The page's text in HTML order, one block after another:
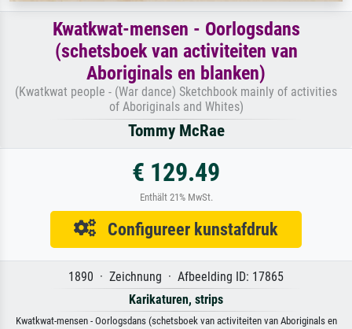
Kwatkwat-mensen - Oorlogsdans
(schetsboek van activiteiten van
Aboriginals en blanken)
(Kwatkwat people - (War dance) Sketchbook mainly of activities
of Aboriginals and Whites)
Tommy McRae
€ 129.49
Enthält 21% MwSt.
Configureer kunstafdruk
1890 · Zeichnung · Afbeelding ID: 17865
Karikaturen, strips
Kwatkwat-mensen - Oorlogsdans (schetsboek van activiteiten van Aboriginals en